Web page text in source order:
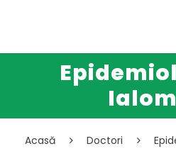
Acasă Doctori